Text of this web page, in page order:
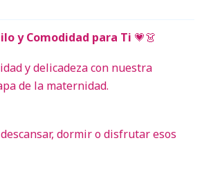
y Comodidad para Ti 💗👗
y delicadeza con nuestra
de la maternidad.
dormir o disfrutar esos